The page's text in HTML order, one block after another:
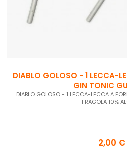
DIABLO GOLOSO - 1 LECCA-
GIN TONIC
DIABLO GOLOSO - 1 LECCA-LECCA A
FRAGOLA 10%
2,00 €